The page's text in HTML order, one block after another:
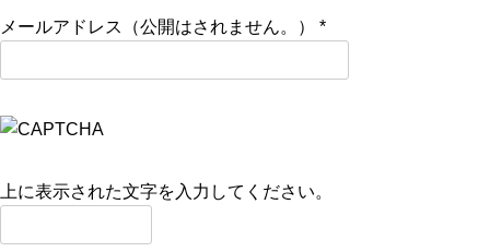
メールアドレス（公開はされません。） *
上に表示された文字を入力してください。